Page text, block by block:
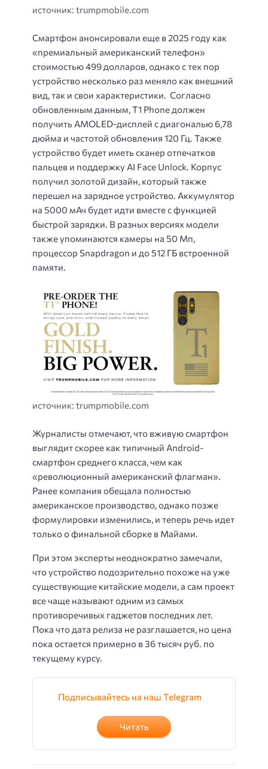
источник: trumpmobile.com
Смартфон анонсировали еще в 2025 году как
«премиальный американский телефон»
стоимостью 499 долларов, однако с тех пор
устройство несколько раз меняло как внешний
вид, так и свои характеристики. Согласно
обновленным данным, T1 Phone должен
получить AMOLED-дисплей с диагональю 6,78
дюйма и частотой обновления 120 Гц. Также
устройство будет иметь сканер отпечатков
пальцев и поддержку AI Face Unlock. Корпус
получил золотой дизайн, который также
перешел на зарядное устройство. Аккумулятор
на 5000 мАч будет идти вместе с функцией
быстрой зарядки. В разных версиях модели
также упоминаются камеры на 50 Мп,
процессор Snapdragon и до 512 ГБ встроенной
памяти.
источник: trumpmobile.com
Журналисты отмечают, что вживую смартфон
выглядит скорее как типичный Android-
смартфон среднего класса, чем как
«революционный американский флагман».
Ранее компания обещала полностью
американское производство, однако позже
формулировки изменились, и теперь речь идет
только о финальной сборке в Майами.
При этом эксперты неоднократно замечали,
что устройство подозрительно похоже на уже
существующие китайские модели, а сам проект
все чаще называют одним из самых
противоречивых гаджетов последних лет.
Пока что дата релиза не разглашается, но цена
пока остается примерно в 36 тысяч руб. по
текущему курсу.
Подписывайтесь на наш Telegram
Читать